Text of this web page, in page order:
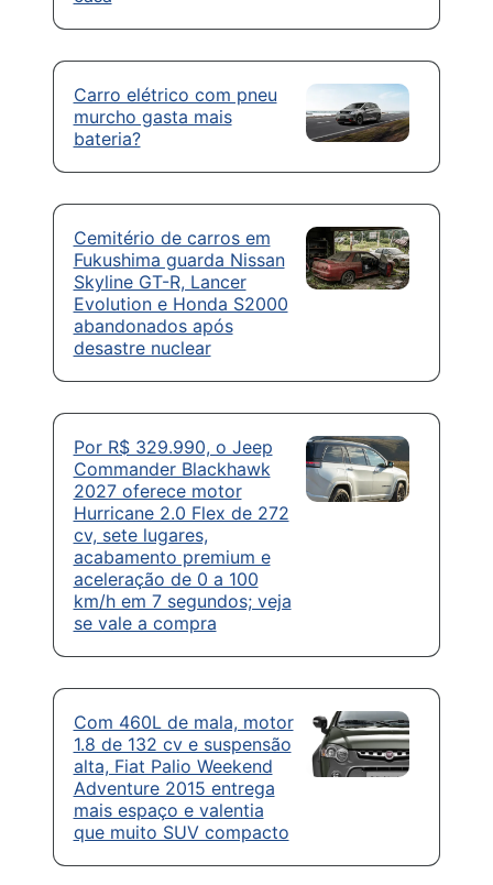
Carro elétrico com pneu
murcho gasta mais
bateria?
Cemitério de carros em
Fukushima guarda Nissan
Skyline GT-R, Lancer
Evolution e Honda S2000
abandonados após
desastre nuclear
Por R$ 329.990, o Jeep
Commander Blackhawk
2027 oferece motor
Hurricane 2.0 Flex de 272
cv, sete lugares,
acabamento premium e
aceleração de 0 a 100
km/h em 7 segundos; veja
se vale a compra
Com 460L de mala, motor
1.8 de 132 cv e suspensão
alta, Fiat Palio Weekend
Adventure 2015 entrega
mais espaço e valentia
que muito SUV compacto